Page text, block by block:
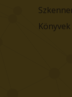
Könyvek